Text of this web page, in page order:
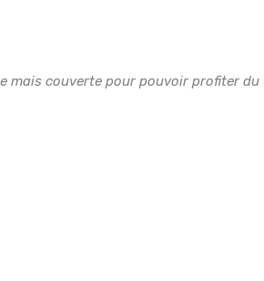
mais couverte pour pouvoir profiter du